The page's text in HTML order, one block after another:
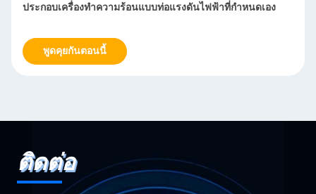
ประกอบเครื่องทำความร้อนแบบท่อแรงดันไฟฟ้าที่กำหนดเอง
พูดคุยกันตอนนี้
ติดต่อ